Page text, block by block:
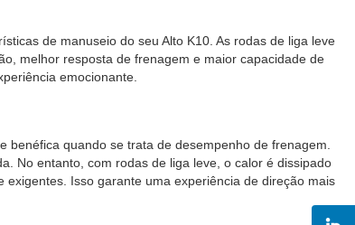
de manuseio do seu Alto K10. As rodas de liga leve
melhor resposta de frenagem e maior capacidade de
emocionante.
quando se trata de desempenho de frenagem.
No entanto, com rodas de liga leve, o calor é dissipado
Isso garante uma experiência de direção mais